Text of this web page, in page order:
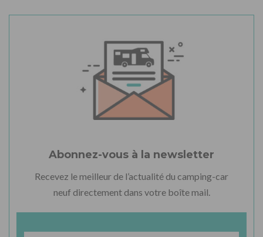
Abonnez-vous à la newsletter
Recevez le meilleur de l’actualité du camping-car
neuf directement dans votre boîte mail.